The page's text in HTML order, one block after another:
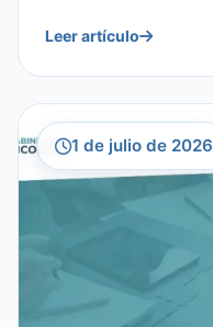
limitan sin darnos
Leer artículo
1 de julio de 2026